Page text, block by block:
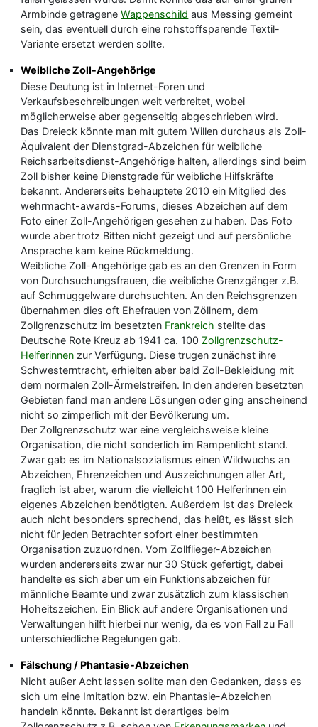
Armbinde getrageneWappenschild aus Messing gemeint
sein, das eventuell durch eine rohstoffsparende Textil-
Variante ersetzt werden sollte.
Weibliche Zoll-Angehörige
Diese Deutung ist in Internet-Foren und
Verkaufsbeschreibungen weit verbreitet, wobei
möglicherweise aber gegenseitig abgeschrieben wird.
Das Dreieck könnte man mit gutem Willen durchaus als Zoll-
Äquivalent der Dienstgrad-Abzeichen für weibliche
Reichsarbeitsdienst-Angehörige halten, allerdings sind beim
Zoll bisher keine Dienstgrade für weibliche Hilfskräfte
bekannt. Andererseits behauptete 2010 ein Mitglied des
wehrmacht-awards-Forums, dieses Abzeichen auf dem
Foto einer Zoll-Angehörigen gesehen zu haben. Das Foto
wurde aber trotz Bitten nicht gezeigt und auf persönliche
Ansprache kam keine Rückmeldung.
Weibliche Zoll-Angehörige gab es an den Grenzen in Form
von Durchsuchungsfrauen, die weibliche Grenzgänger z.B.
auf Schmuggelware durchsuchten. An den Reichsgrenzen
übernahmen dies oft Ehefrauen von Zöllnern, dem
Zollgrenzschutz im besetzten Frankreich stellte das
Deutsche Rote Kreuz ab 1941 ca. 100Zollgrenzschutz-
Helferinnen zur Verfügung. Diese trugen zunächst ihre
Schwesterntracht, erhielten aber bald Zoll-Bekleidung mit
dem normalen Zoll-Ärmelstreifen. In den anderen besetzten
Gebieten fand man andere Lösungen oder ging anscheinend
nicht so zimperlich mit der Bevölkerung um.
Der Zollgrenzschutz war eine vergleichsweise kleine
Organisation, die nicht sonderlich im Rampenlicht stand.
Zwar gab es im Nationalsozialismus einen Wildwuchs an
Abzeichen, Ehrenzeichen und Auszeichnungen aller Art,
fraglich ist aber, warum die vielleicht 100 Helferinnen ein
eigenes Abzeichen benötigten. Außerdem ist das Dreieck
auch nicht besonders sprechend, das heißt, es lässt sich
nicht für jeden Betrachter sofort einer bestimmten
Organisation zuzuordnen. Vom Zollflieger-Abzeichen
wurden andererseits zwar nur 30 Stück gefertigt, dabei
handelte es sich aber um ein Funktionsabzeichen für
männliche Beamte und zwar zusätzlich zum klassischen
Hoheitszeichen. Ein Blick auf andere Organisationen und
Verwaltungen hilft hierbei nur wenig, da es von Fall zu Fall
unterschiedliche Regelungen gab.
Fälschung / Phantasie-Abzeichen
Nicht außer Acht lassen sollte man den Gedanken, dass es
sich um eine Imitation bzw. ein Phantasie-Abzeichen
handeln könnte. Bekannt ist derartiges beim